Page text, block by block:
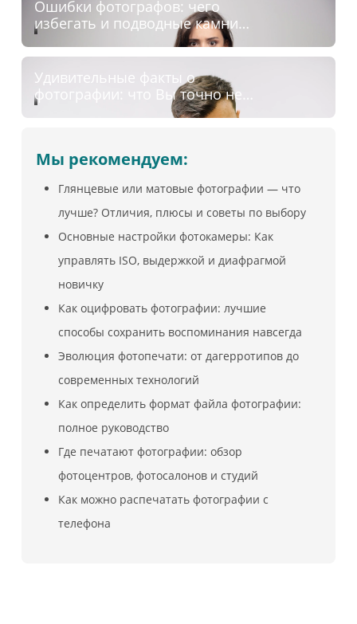
Ошибки фотографов: чего
избегать и подводные камни
фотосъёмки
Удивительные факты о
фотографии: что Вы точно не
знали о снимках
Мы рекомендуем:
Глянцевые или матовые фотографии — что
лучше? Отличия, плюсы и советы по выбору
Основные настройки фотокамеры: Как
управлять ISO, выдержкой и диафрагмой
новичку
Как оцифровать фотографии: лучшие
способы сохранить воспоминания навсегда
Эволюция фотопечати: от дагерротипов до
современных технологий
Как определить формат файла фотографии:
полное руководство
Где печатают фотографии: обзор
фотоцентров, фотосалонов и студий
Как можно распечатать фотографии с
телефона